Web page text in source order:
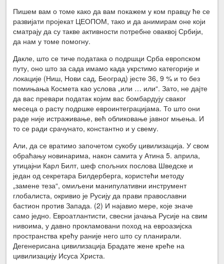
Пишем вам о томе како да вам покажем у ком правцу ће се
развијати пројекат ЦЕОПОМ, тако и да анимирам оне који
сматрају да су такве активности потребне оваквој Србији,
да нам у томе помогну.
Дакле, што се тиче података о подршци Срба европском
путу, оно што за сада имамо када укрстимо категорије и
локације (Ниш, Нови сад, Београд) јесте 36, 9 % и то без
помињања Космета као услова „или … или“. Зато, не дајте
да вас превари податак којим вас бомбардују сваког
месеца о расту подршке евроинтеграцијама. То што они
раде није истраживање, већ обликовање јавног мњења. И
то се ради срачунато, константно и у свему.
Али, да се вратимо започетом сукобу цивилизација. У свом
обраћању новинарима, након самита у Атина 5. априла,
утицајни Карл Билт, шеф спољних послова Шведске и
један од секретара Билдерберга, користећи методу
„замене теза“, омиљени манипулативни инструмент
глобалиста, окривио је Русију да прави православни
бастион против Запада. (2) И најавио мере, које значе
само једно. Евроатлантисти, свесни јачања Русије на свим
нивоима, у давно прокламовани поход на евроазијска
пространства крећу раније него што су планирали.
Дегенерисана цивилизација Брадате жене креће на
цивилизацију Исуса Христа.